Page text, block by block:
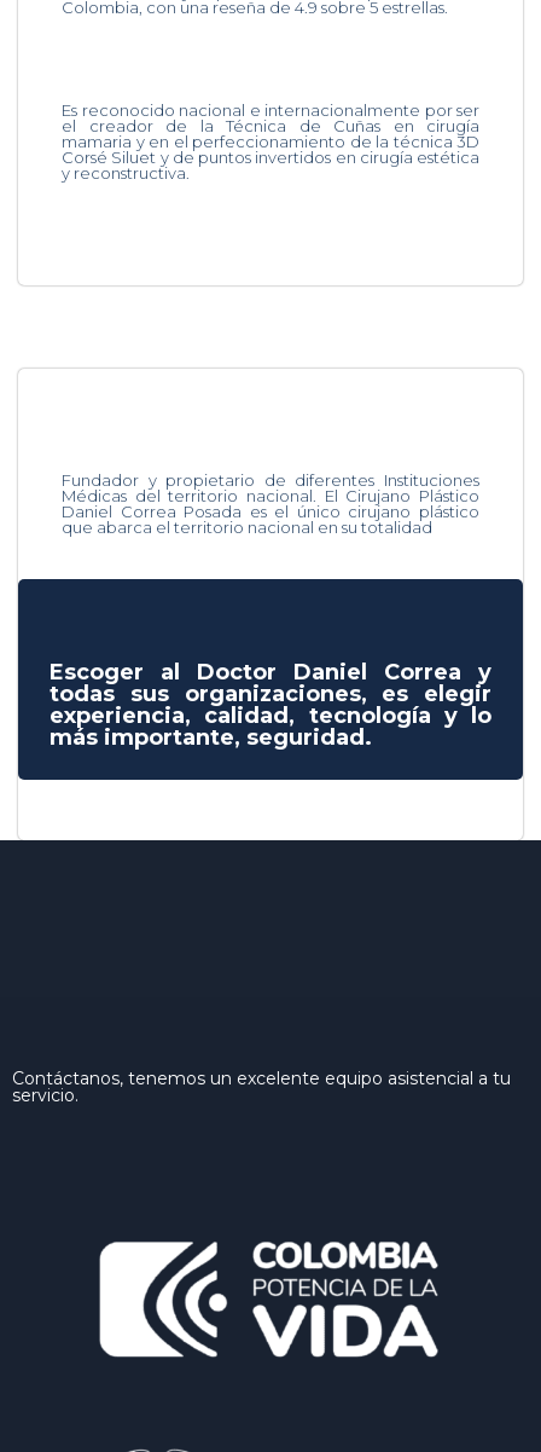
Colombia, con una reseña de 4.9 sobre 5 estrellas.
Es reconocido nacional e internacionalmente por ser
el creador de la Técnica de Cuñas en cirugía
mamaria y en el perfeccionamiento de la técnica 3D
Corsé Siluet y de puntos invertidos en cirugía estética
y reconstructiva.
Fundador y propietario de diferentes Instituciones
Médicas del territorio nacional. El Cirujano Plástico
Daniel Correa Posada es el único cirujano plástico
que abarca el territorio nacional en su totalidad
Escoger al Doctor Daniel Correa y
todas sus organizaciones, es elegir
experiencia, calidad, tecnología y lo
más importante, seguridad.
Contáctanos, tenemos un excelente equipo asistencial a tu
servicio.